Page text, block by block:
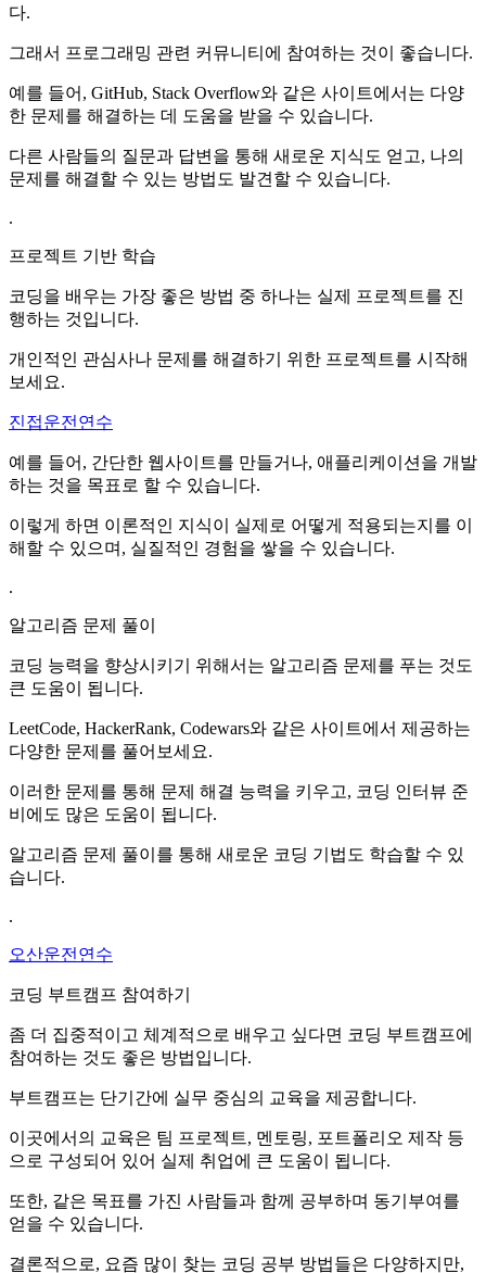
다.
그래서 프로그래밍 관련 커뮤니티에 참여하는 것이 좋습니다.
예를 들어, GitHub, Stack Overflow와 같은 사이트에서는 다양
한 문제를 해결하는 데 도움을 받을 수 있습니다.
다른 사람들의 질문과 답변을 통해 새로운 지식도 얻고, 나의
문제를 해결할 수 있는 방법도 발견할 수 있습니다.
.
프로젝트 기반 학습
코딩을 배우는 가장 좋은 방법 중 하나는 실제 프로젝트를 진
행하는 것입니다.
개인적인 관심사나 문제를 해결하기 위한 프로젝트를 시작해
보세요.
진접운전연수
예를 들어, 간단한 웹사이트를 만들거나, 애플리케이션을 개발
하는 것을 목표로 할 수 있습니다.
이렇게 하면 이론적인 지식이 실제로 어떻게 적용되는지를 이
해할 수 있으며, 실질적인 경험을 쌓을 수 있습니다.
.
알고리즘 문제 풀이
코딩 능력을 향상시키기 위해서는 알고리즘 문제를 푸는 것도
큰 도움이 됩니다.
LeetCode, HackerRank, Codewars와 같은 사이트에서 제공하는
다양한 문제를 풀어보세요.
이러한 문제를 통해 문제 해결 능력을 키우고, 코딩 인터뷰 준
비에도 많은 도움이 됩니다.
알고리즘 문제 풀이를 통해 새로운 코딩 기법도 학습할 수 있
습니다.
.
오산운전연수
코딩 부트캠프 참여하기
좀 더 집중적이고 체계적으로 배우고 싶다면 코딩 부트캠프에
참여하는 것도 좋은 방법입니다.
부트캠프는 단기간에 실무 중심의 교육을 제공합니다.
이곳에서의 교육은 팀 프로젝트, 멘토링, 포트폴리오 제작 등
으로 구성되어 있어 실제 취업에 큰 도움이 됩니다.
또한, 같은 목표를 가진 사람들과 함께 공부하며 동기부여를
얻을 수 있습니다.
결론적으로, 요즘 많이 찾는 코딩 공부 방법들은 다양하지만,